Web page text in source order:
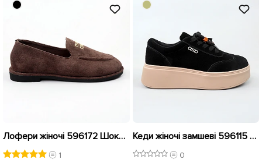
Лофери жіночі 596172 Шоколад
1
Кеди жіночі замшеві 596115 Чорні
0